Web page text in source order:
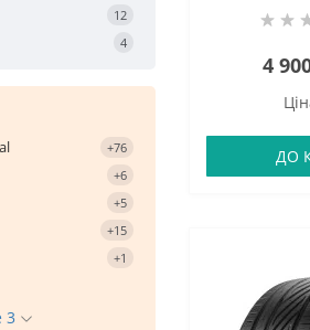
12
4
+76
+6
+5
+15
+1
3
4
ДО